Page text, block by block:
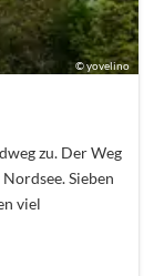
©yovelino
zu. Der Weg
Sieben
viel